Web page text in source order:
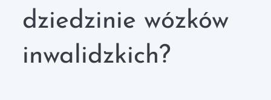
dziedzinie wózków
inwalidzkich?